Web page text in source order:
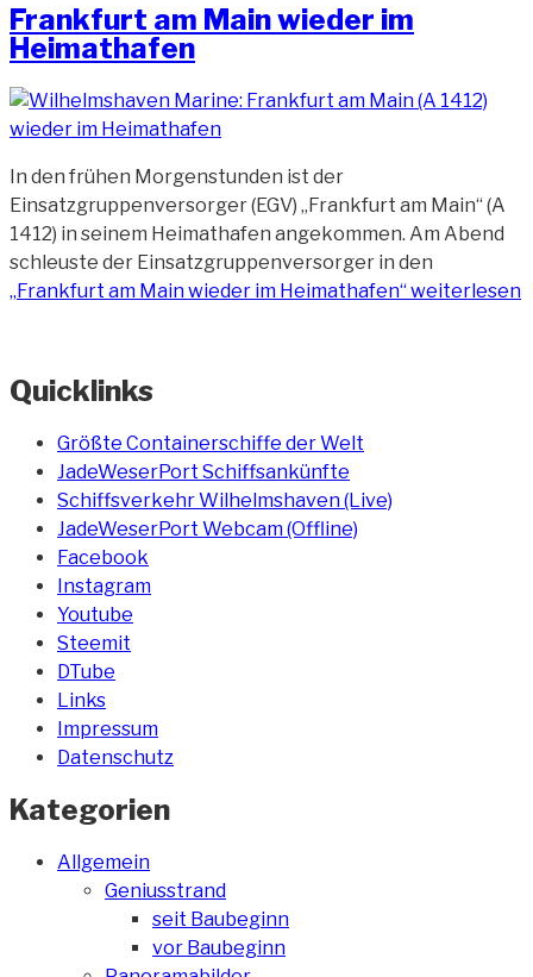
Frankfurt am Main wieder im
Heimathafen
In den frühen Morgenstunden ist der
Einsatzgruppenversorger (EGV) „Frankfurt am Main“ (A
1412) in seinem Heimathafen angekommen. Am Abend
schleuste der Einsatzgruppenversorger in den
„Frankfurt am Main wieder im Heimathafen“weiterlesen
Quicklinks
Größte Containerschiffe der Welt
JadeWeserPort Schiffsankünfte
Schiffsverkehr Wilhelmshaven (Live)
JadeWeserPort Webcam (Offline)
Facebook
Instagram
Youtube
Steemit
DTube
Links
Impressum
Datenschutz
Kategorien
Allgemein
Geniusstrand
seit Baubeginn
vor Baubeginn